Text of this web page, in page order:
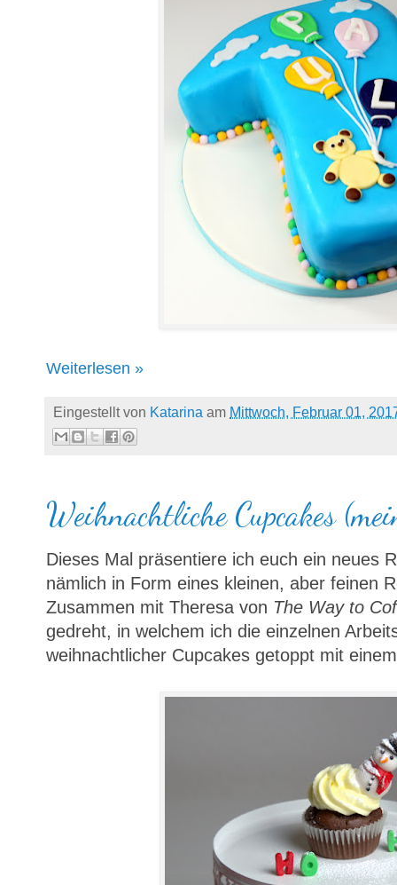
Weiterlesen »
Eingestellt von Katarina am Mittwoch, Februar 01,
Weihnachtliche Cupcakes
Dieses Mal präsentiere ich euch ein neues
nämlich in Form eines kleinen, aber feinen
Zusammen mit Theresa von The Way to
gedreht, in welchem ich die einzelnen
weihnachtlicher Cupcakes getoppt mit